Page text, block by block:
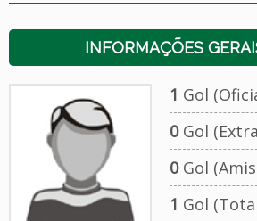
INFORMAÇÕES
1 Gol
0Gol
0Gol
1 Gol